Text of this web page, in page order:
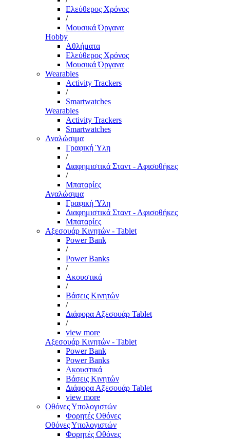
Ελεύθερος Χρόνος
/
Μουσικά Όργανα
Hobby
Αθλήματα
Ελεύθερος Χρόνος
Μουσικά Όργανα
Wearables
Activity Trackers
/
Smartwatches
Wearables
Activity Trackers
Smartwatches
Αναλώσιμα
Γραφική Ύλη
/
Διαφημιστικά Σταντ - Αφισοθήκες
/
Μπαταρίες
Αναλώσιμα
Γραφική Ύλη
Διαφημιστικά Σταντ - Αφισοθήκες
Μπαταρίες
Αξεσουάρ Κινητών - Tablet
Power Bank
/
Power Banks
/
Ακουστικά
/
Βάσεις Κινητών
/
Διάφορα Αξεσουάρ Tablet
/
view more
Αξεσουάρ Κινητών - Tablet
Power Bank
Power Banks
Ακουστικά
Βάσεις Κινητών
Διάφορα Αξεσουάρ Tablet
view more
Οθόνες Υπολογιστών
Φορητές Οθόνες
Οθόνες Υπολογιστών
Φορητές Οθόνες